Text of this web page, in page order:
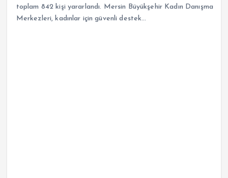
toplam 842 kişi yararlandı. Mersin Büyükşehir Kadın Danışma
Merkezleri, kadınlar için güvenli destek…